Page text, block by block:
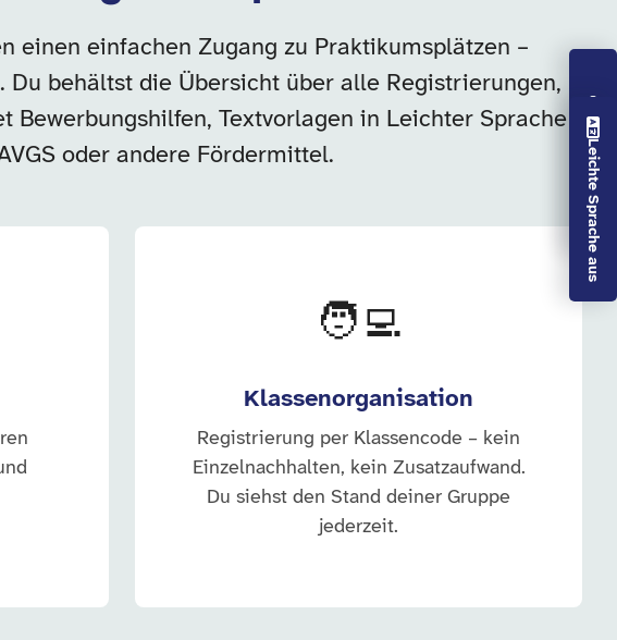
Vorlesen aus
Leichte Sprache aus
einen einfachen Zugang zu Praktikumsplätzen –
behältst die Übersicht über alle Registrierungen,
Textvorlagen in Leichter Sprache
oder andere Fördermittel.
🧑‍💻
Klassenorganisation
Registrierung per Klassencode – kein
Einzelnachhalten, kein Zusatzaufwand.
Du siehst den Stand deiner Gruppe
jederzeit.